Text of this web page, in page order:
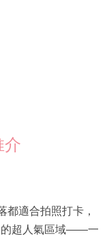
介
都適合拍照打卡，
的超人氣區域——一